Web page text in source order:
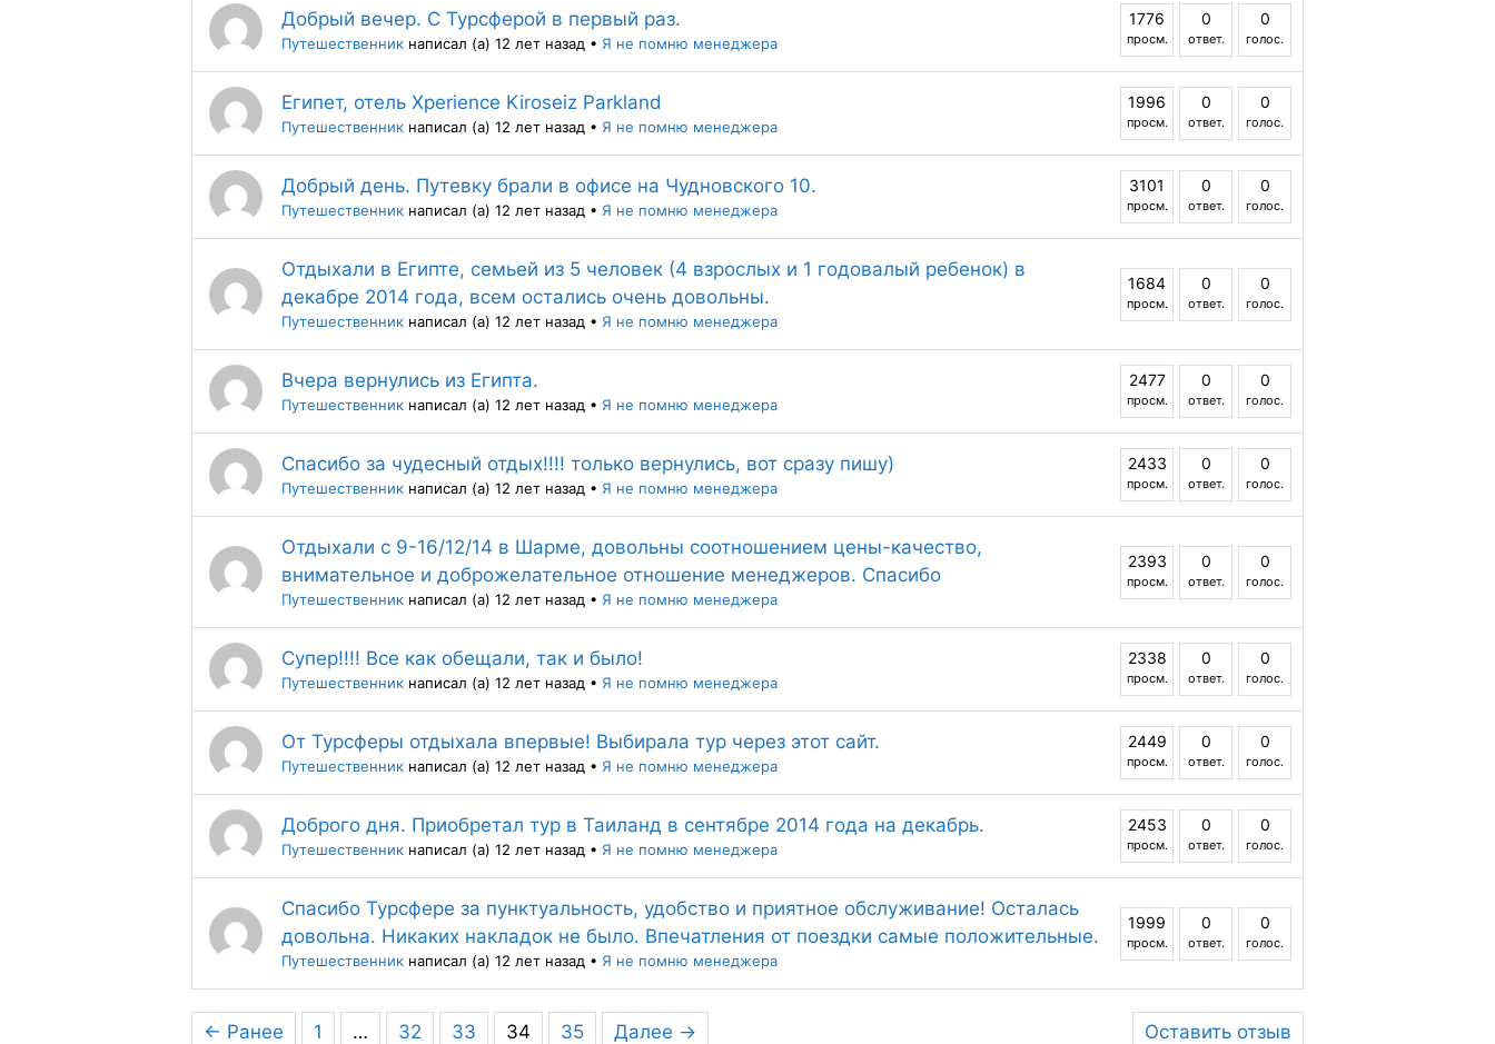
Добрый вечер. С Турсферой в первый раз.
Путешественник написал (а) 12 лет назад • Я не помню менеджера
1776
просм.
0
ответ.
0
голос.
Египет, отель Xperience Kiroseiz Parkland
Путешественник написал (а) 12 лет назад • Я не помню менеджера
1996
просм.
0
ответ.
0
голос.
Добрый день. Путевку брали в офисе на Чудновского 10.
Путешественник написал (а) 12 лет назад • Я не помню менеджера
3101
просм.
0
ответ.
0
голос.
Отдыхали в Египте, семьей из 5 человек (4 взрослых и 1 годовалый ребенок) в
декабре 2014 года, всем остались очень довольны.
Путешественник написал (а) 12 лет назад • Я не помню менеджера
1684
просм.
0
ответ.
0
голос.
Вчера вернулись из Египта.
Путешественник написал (а) 12 лет назад • Я не помню менеджера
2477
просм.
0
ответ.
0
голос.
Спасибо за чудесный отдых!!!! только вернулись, вот сразу пишу)
Путешественник написал (а) 12 лет назад • Я не помню менеджера
2433
просм.
0
ответ.
0
голос.
Отдыхали c 9-16/12/14 в Шарме, довольны соотношением цены-качество,
внимательное и доброжелательное отношение менеджеров. Спасибо
Путешественник написал (а) 12 лет назад • Я не помню менеджера
2393
просм.
0
ответ.
0
голос.
Супер!!!! Все как обещали, так и было!
Путешественник написал (а) 12 лет назад • Я не помню менеджера
2338
просм.
0
ответ.
0
голос.
От Турсферы отдыхала впервые! Выбирала тур через этот сайт.
Путешественник написал (а) 12 лет назад • Я не помню менеджера
2449
просм.
0
ответ.
0
голос.
Доброго дня. Приобретал тур в Таиланд в сентябре 2014 года на декабрь.
Путешественник написал (а) 12 лет назад • Я не помню менеджера
2453
просм.
0
ответ.
0
голос.
Спасибо Турсфере за пунктуальность, удобство и приятное обслуживание! Осталась
довольна. Никаких накладок не было. Впечатления от поездки самые положительные.
Путешественник написал (а) 12 лет назад • Я не помню менеджера
1999
просм.
0
ответ.
0
голос.
← Ранее 1 … 32 33 34 35 Далее → Оставить отзыв